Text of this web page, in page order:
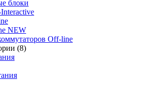
блоки
NEW
Off-line
(8)